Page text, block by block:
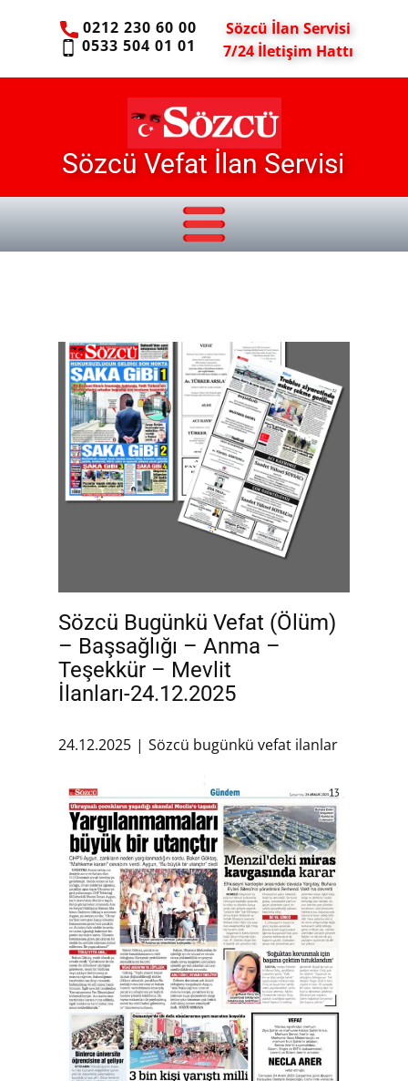
0212 230 60 00
0533 504 01 01
Sözcü İlan Servisi
7/24 İletişim Hattı
Sözcü Vefat İlan Servisi
Sözcü Bugünkü Vefat (Ölüm)
– Başsağlığı – Anma –
Teşekkür – Mevlit
İlanları-24.12.2025
24.12.2025 Sözcü bugünkü vefat ilanlar